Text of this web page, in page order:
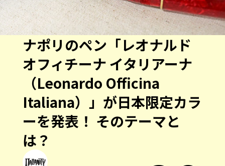
ナポリのペン「レオナルド
オフィチーナ イタリアーナ
（Leonardo Officina
Italiana）」が日本限定カラ
ーを発表！ そのテーマと
は？